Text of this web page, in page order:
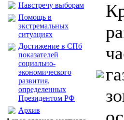
Навстречу выборам
Помощь в
экстремальных
ситуациях
Достижение в СПб
показателей
социально-
экономического
развития,
определенных
Президентом РФ
Архив